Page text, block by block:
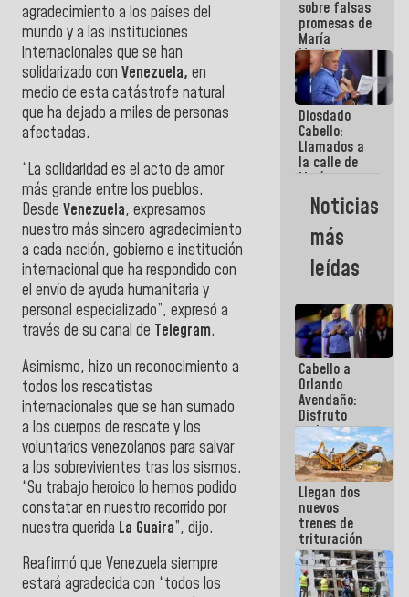
agradecimiento a los países del
mundo y a las instituciones
internacionales que se han
solidarizado con Venezuela, en
medio de esta catástrofe natural
que ha dejado a miles de personas
afectadas.
“La solidaridad es el acto de amor
más grande entre los pueblos.
Desde Venezuela, expresamos
nuestro más sincero agradecimiento
a cada nación, gobierno e institución
internacional que ha respondido con
el envío de ayuda humanitaria y
personal especializado”, expresó a
través de su canal de Telegram.
Asimismo, hizo un reconocimiento a
todos los rescatistas
internacionales que se han sumado
a los cuerpos de rescate y los
voluntarios venezolanos para salvar
a los sobrevivientes tras los sismos.
“Su trabajo heroico lo hemos podido
constatar en nuestro recorrido por
nuestra querida La Guaira”, dijo.
Reafirmó que Venezuela siempre
estará agradecida con “todos los
Venezuela
sobre falsas
promesas de
María
Machado:
¿Quién le
puede creer?
¿Y la gente
que ella iba
a salvar en
La Guaira?
Diosdado
Cabello:
Llamados a
la calle de
María
Machado se
estrellaron
de frente
contra el
Pueblo
Noticias
más
leídas
Cabello a
Orlando
Avendaño:
Disfruto
cada vez
que escribes
porque lo
que haces
es
embarrarla
Llegan dos
nuevos
trenes de
trituración
para
optimizar
manejo de